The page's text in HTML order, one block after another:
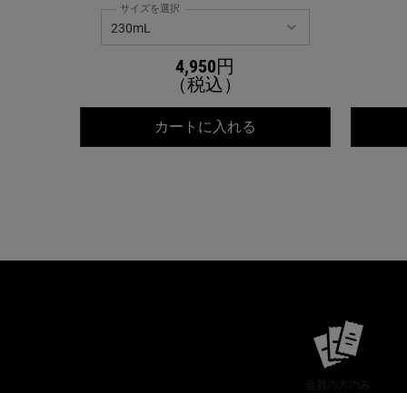
サイズを選択
4,950円
（税込）
カートに入れる キールズ ディープク
会員の方のみ